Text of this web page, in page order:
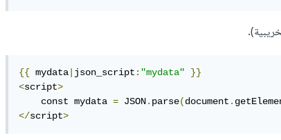
{{ mydata json_script : "mydata"
}}
<script>
    const mydata
= JSON. parse(document .
</script>